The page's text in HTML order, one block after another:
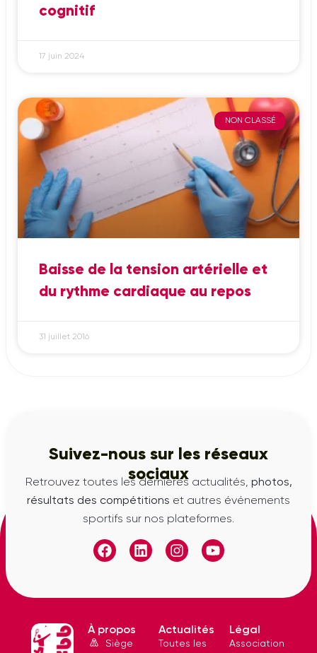
cognitif
17 juin 2024
NON CLASSÉ
Baisse de la tension artérielle et
du rythme cardiaque au repos
31 juillet 2016
Suivez-nous sur les réseaux
sociaux
Retrouvez toutes les dernières actualités, photos,
résultats des compétitions et autres événements
sportifs sur nos plateformes.
À propos
Siège
Actualités
Toutes les
Légal
Association